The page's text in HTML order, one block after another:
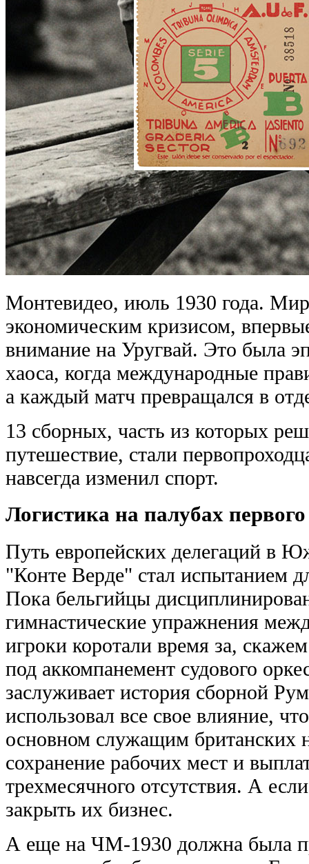
Монтевидео, июль 1930 года.
экономическим кризисом,
внимание на Уругвай. Это была
хаоса, когда международные
а каждый матч превращался в
13 сборных, часть из которых
путешествие, стали
навсегда изменил спорт.
Логистика на палубах
Путь европейских делегаций в
"Конте Верде" стал испытанием
Пока бельгийцы
гимнастические упражнения
игроки коротали время за,
под аккомпанемент судового
заслуживает история сборной
использовал все свое влияние,
основном служащим британских
сохранение рабочих мест и
трехмесячного отсутствия. А
закрыть их бизнес.
А еще на ЧМ-1930 должна была